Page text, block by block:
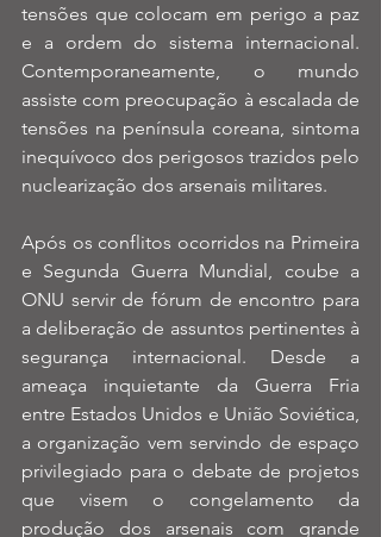
tensões que colocam em perigo a paz
e a ordem do sistema internacional.
Contemporaneamente, o mundo
assiste com preocupação à escalada de
tensões na península coreana, sintoma
inequívoco dos perigosos trazidos pelo
nuclearização dos arsenais militares.
Após os conflitos ocorridos na Primeira
e Segunda Guerra Mundial, coube a
ONU servir de fórum de encontro para
a deliberação de assuntos pertinentes à
segurança internacional. Desde a
ameaça inquietante da Guerra Fria
entre Estados Unidos e União Soviética,
a organização vem servindo de espaço
privilegiado para o debate de projetos
que visem o congelamento da
produção dos arsenais com grande